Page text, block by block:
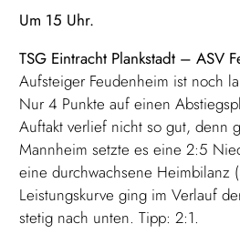
Um 15 Uhr.
TSG Eintracht Plankstadt – ASV
Aufsteiger Feudenheim ist noch
Nur 4 Punkte auf einen
Auftakt verlief nicht so gut, denn
Mannheim setzte es eine 2:5
eine durchwachsene Heimbilanz
Leistungskurve ging im Verlauf
stetig nach unten. Tipp: 2:1.